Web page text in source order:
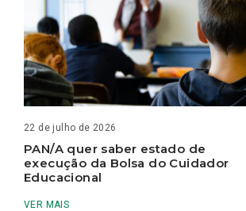
22 de julho de 2026
PAN/A quer saber estado de
execução da Bolsa do Cuidador
Educacional
VER MAIS